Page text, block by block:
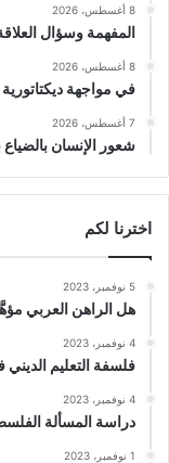
8 أغسطس، 2026
المفهمة وسؤال
8 أغسطس، 2026
في مواجهة
7 أغسطس، 2026
شعور الإنسان
اخترنا لكم
5 نوفمبر، 2023
هل الراهن العربي
4 نوفمبر، 2023
فلسفة التعليم
4 نوفمبر، 2023
دراسة المسألة
1 نوفمبر، 2023